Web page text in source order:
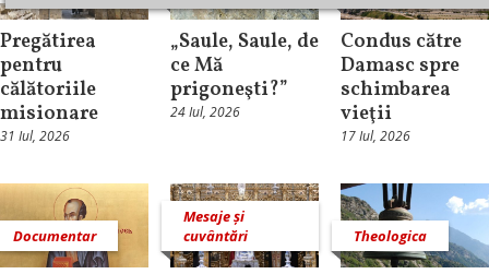
Pregătirea
pentru
călătoriile
misionare
31 Iul, 2026
„Saule, Saule, de
ce Mă
prigoneşti?”
24 Iul, 2026
Condus către
Damasc spre
schimbarea
vieţii
17 Iul, 2026
Documentar
Mesaje și
cuvântări
Theologica